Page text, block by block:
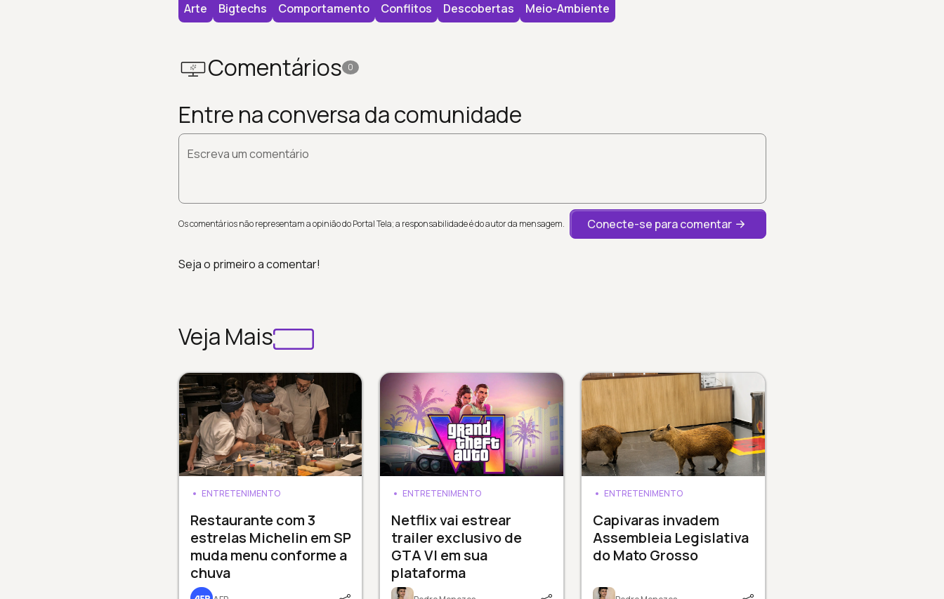
Arte Bigtechs Comportamento Conflitos Descobertas Meio-Ambiente
Comentários 0
Entre na conversa da comunidade
Escreva um comentário
Os comentários não representam a opinião do Portal Tela; a responsabilidade é do autor da mensagem. Conecte-se para comentar
Seja o primeiro a comentar!
Veja Mais
ENTRETENIMENTO
Restaurante com 3
estrelas Michelin em SP
muda menu conforme a
chuva
ENTRETENIMENTO
Netflix vai estrear
trailer exclusivo de
GTA VI em sua
plataforma
ENTRETENIMENTO
Capivaras invadem
Assembleia Legislativa
do Mato Grosso